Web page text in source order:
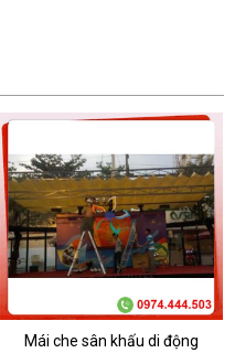
Mái che sân khấu di động